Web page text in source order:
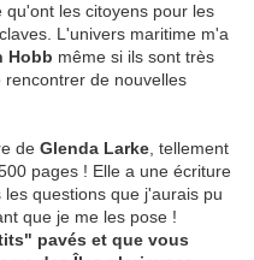
les citoyens pour les
L'univers maritime m'a
Hobb même si ils sont très
de nouvelles
de Glenda Larke , tellement
pages ! Elle a une écriture
questions que j'aurais pu
que je me les pose !
pavés et que vous